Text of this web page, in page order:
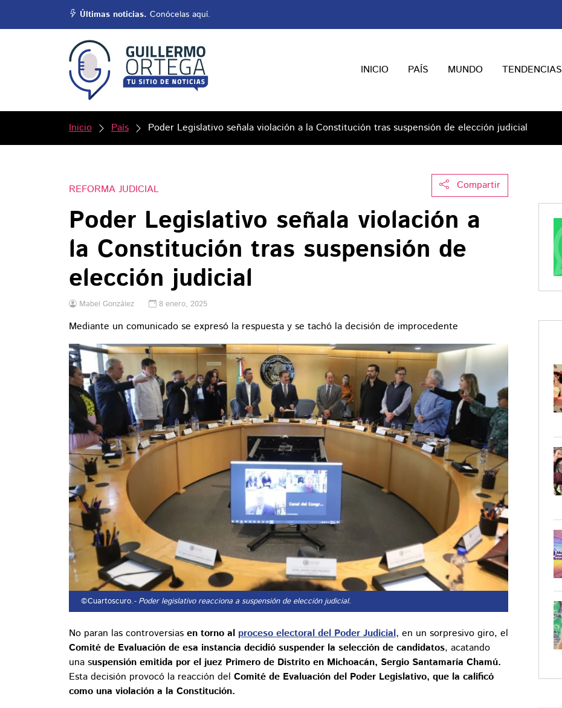
Últimas noticias. Conócelas aquí.
INICIO PAÍS MUNDO TENDENCIAS
Inicio País Poder Legislativo señala violación a la Constitución tras suspensión de elección judicial
Compartir
REFORMA JUDICIAL
Poder Legislativo señala violación a
la Constitución tras suspensión de
elección judicial
Mabel González 8 enero, 2025
Mediante un comunicado se expresó la respuesta y se tachó la decisión de improcedente
©Cuartoscuro.- Poder legislativo reacciona a suspensión de elección judicial.
No paran las controversias en torno al proceso electoral del Poder Judicial, en un sorpresivo giro, el
Comité de Evaluación de esa instancia decidió suspender la selección de candidatos, acatando
una suspensión emitida por el juez Primero de Distrito en Michoacán, Sergio Santamaría Chamú.
Esta decisión provocó la reacción del Comité de Evaluación del Poder Legislativo, que la calificó
como una violación a la Constitución.